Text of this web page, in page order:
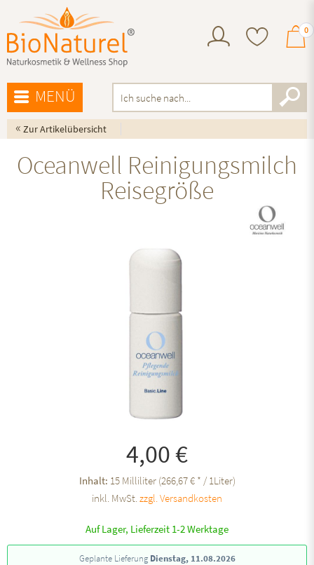
0
MENÜ
« Zur Artikelübersicht
Oceanwell Reinigungsmilch
Reisegröße
4,00 €
Inhalt: 15 Milliliter (266,67 € * / 1Liter)
inkl. MwSt.zzgl. Versandkosten
Auf Lager, Lieferzeit 1-2 Werktage
Geplante Lieferung Dienstag, 11.08.2026